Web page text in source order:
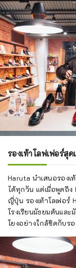
รองเท้าโลฟเฟอร์สุ
Haruta นำเสนอรอง
ได้ทุกวัน แต่เมื่อพูดถึง
ญี่ปุ่น รองเท้าโลเฟอร์
โรงเรียนมัธยมต้นและ
โยงอย่างใกล้ชิดกับรอ